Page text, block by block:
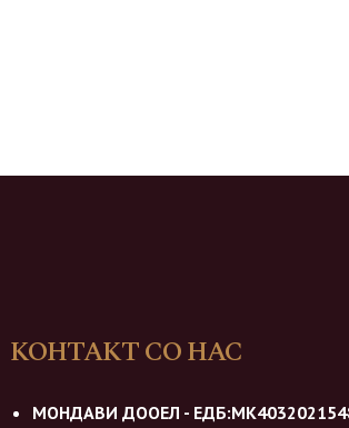
КОНТАКТ СО НАС
МОНДАВИ ДООЕЛ -